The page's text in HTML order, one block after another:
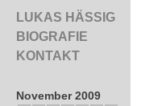
LUKAS HÄSSIG
BIOGRAFIE
KONTAKT
November 2009